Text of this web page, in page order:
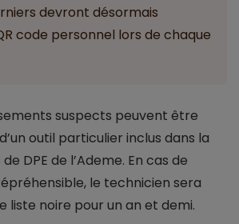
devront désormais
code personnel lors de chaque
suspects peuvent être
outil particulier inclus dans la
DPE de l’Ademe. En cas de
le technicien sera
liste noire pour un an et demi.